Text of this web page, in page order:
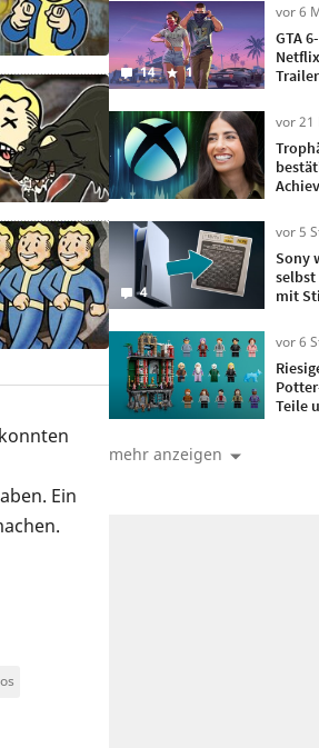
Ein
14 1
vor 6
GTA
vor 21
4
vor 5
Sony
selbst
mit
vor 6
Teile
mehr anzeigen